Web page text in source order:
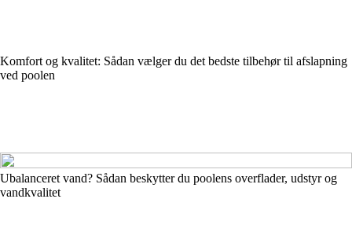
Komfort og kvalitet: Sådan vælger du det bedste tilbehør til afslapning
ved poolen
Ubalanceret vand? Sådan beskytter du poolens overflader, udstyr og
vandkvalitet